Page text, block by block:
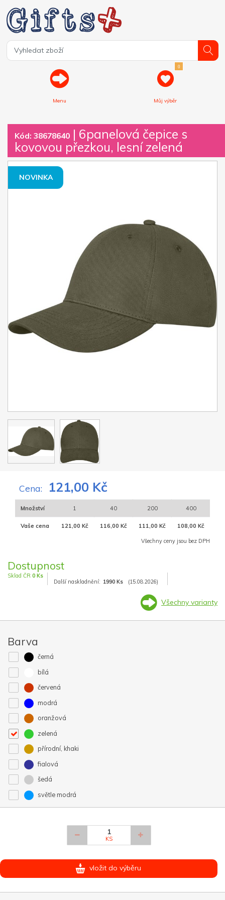
Menu
0
Můj výběr
Kód: 38678640 | 6panelová čepice s
kovovou přezkou, lesní zelená
NOVINKA
Cena: 121,00 Kč
Množství 1 40 200 400
Vaše cena 121,00 Kč 116,00 Kč 111,00 Kč 108,00 Kč
Všechny ceny jsou bez DPH
Dostupnost
Sklad ČR 0 Ks
Další naskladnění: 1990 Ks (15.08.2026)
Všechny varianty
Barva
černá
bílá
červená
modrá
oranžová
zelená
přírodní, khaki
fialová
šedá
světle modrá
KS
vložit do výběru